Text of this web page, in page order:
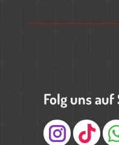
Folg uns auf